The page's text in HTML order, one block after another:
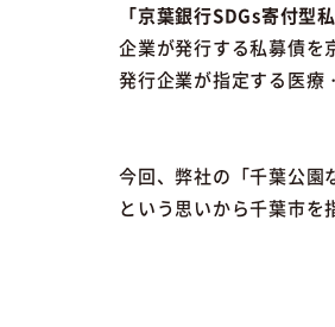
「京葉銀行SDGs寄付型
企業が発行する私募債を
発行企業が指定する医療
今回、弊社の「千葉公園
という思いから千葉市を